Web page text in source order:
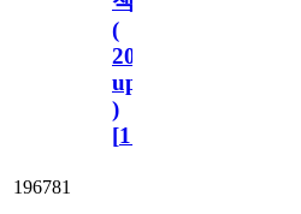
(
2023.11.1
update
)
[110
196781